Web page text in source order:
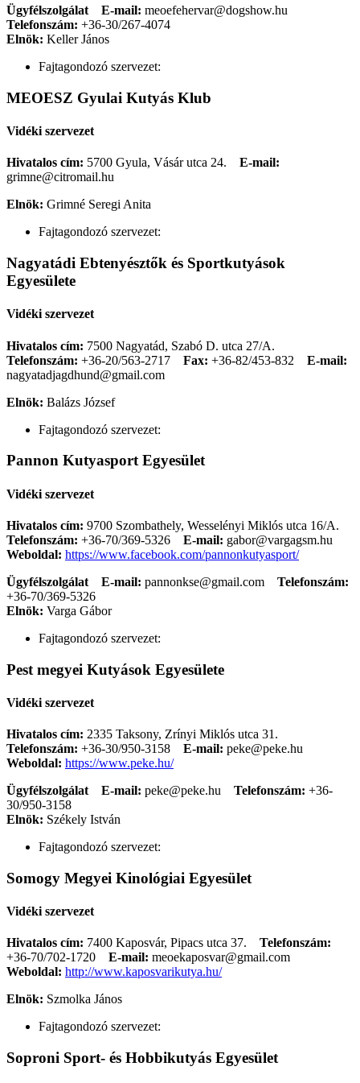
Ügyfélszolgálat E-mail: meoefehervar@dogshow.hu
Telefonszám: +36-30/267-4074
Elnök: Keller János
Fajtagondozó szervezet:
MEOESZ Gyulai Kutyás Klub
Vidéki szervezet
Hivatalos cím: 5700 Gyula, Vásár utca 24. E-mail:
grimne@citromail.hu
Elnök: Grimné Seregi Anita
Fajtagondozó szervezet:
Nagyatádi Ebtenyésztők és Sportkutyások
Egyesülete
Vidéki szervezet
Hivatalos cím: 7500 Nagyatád, Szabó D. utca 27/A.
Telefonszám: +36-20/563-2717 Fax: +36-82/453-832
E-mail:
nagyatadjagdhund@gmail.com
Elnök: Balázs József
Fajtagondozó szervezet:
Pannon Kutyasport Egyesület
Vidéki szervezet
Hivatalos cím: 9700 Szombathely, Wesselényi Miklós utca 16/A.
Telefonszám: +36-70/369-5326 E-mail: gabor@vargagsm.hu
Weboldal: https://www.facebook.com/pannonkutyasport/
Ügyfélszolgálat
E-mail: pannonkse@gmail.com
Telefonszám:
+36-70/369-5326
Elnök: Varga Gábor
Fajtagondozó szervezet:
Pest megyei Kutyások Egyesülete
Vidéki szervezet
Hivatalos cím: 2335 Taksony, Zrínyi Miklós utca 31.
Telefonszám: +36-30/950-3158 E-mail: peke@peke.hu
Weboldal: https://www.peke.hu/
Ügyfélszolgálat
E-mail: peke@peke.hu Telefonszám: +36-
30/950-3158
Elnök: Székely István
Fajtagondozó szervezet:
Somogy Megyei Kinológiai Egyesület
Vidéki szervezet
Hivatalos cím: 7400 Kaposvár, Pipacs utca 37. Telefonszám:
+36-70/702-1720
E-mail: meoekaposvar@gmail.com
Weboldal: http://www.kaposvarikutya.hu/
Elnök: Szmolka János
Fajtagondozó szervezet:
Soproni Sport- és Hobbikutyás Egyesület